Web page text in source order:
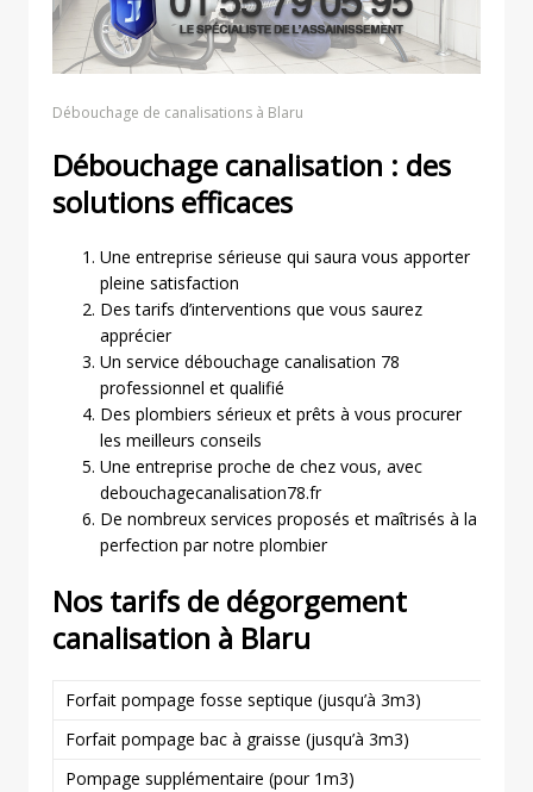
Débouchage de canalisations à Blaru
Débouchage canalisation : des
solutions efficaces
Une entreprise sérieuse qui saura vous apporter
pleine satisfaction
Des tarifs d’interventions que vous saurez
apprécier
Un service débouchage canalisation 78
professionnel et qualifié
Des plombiers sérieux et prêts à vous procurer
les meilleurs conseils
Une entreprise proche de chez vous, avec
debouchagecanalisation78.fr
De nombreux services proposés et maîtrisés à la
perfection par notre plombier
Nos tarifs de dégorgement
canalisation à Blaru
Forfait pompage fosse septique (jusqu’à 3m3)
Forfait pompage bac à graisse (jusqu’à 3m3)
Pompage supplémentaire (pour 1m3)